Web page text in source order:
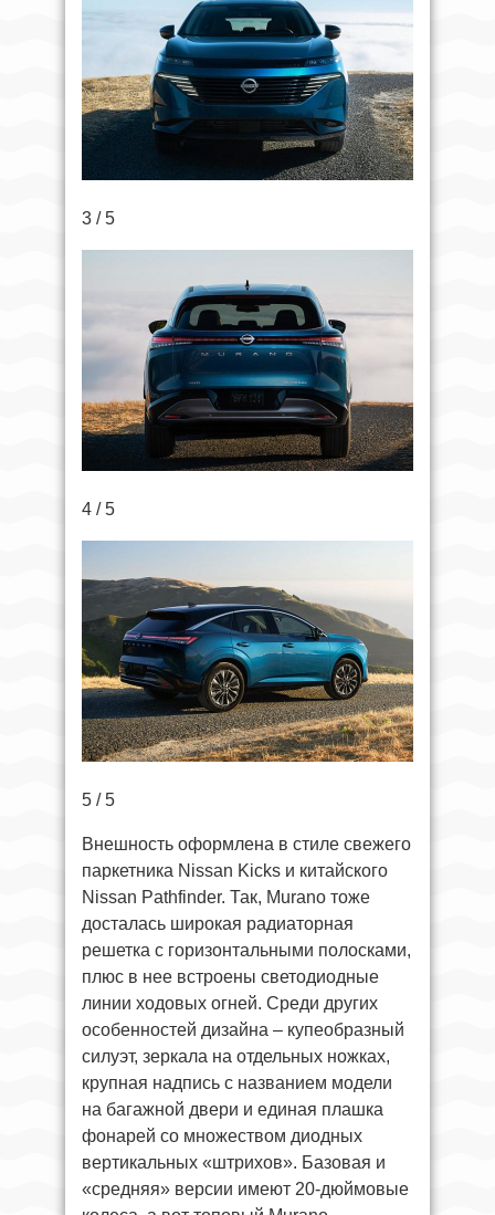
3 / 5
4 / 5
5 / 5
Внешность оформлена в стиле свежего
паркетника Nissan Kicks и китайского
Nissan Pathfinder. Так, Murano тоже
досталась широкая радиаторная
решетка с горизонтальными полосками,
плюс в нее встроены светодиодные
линии ходовых огней. Среди других
особенностей дизайна – купеобразный
силуэт, зеркала на отдельных ножках,
крупная надпись с названием модели
на багажной двери и единая плашка
фонарей со множеством диодных
вертикальных «штрихов». Базовая и
«средняя» версии имеют 20-дюймовые